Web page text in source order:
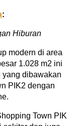
:
Hiburan
modern di area
1.028 m2 ini
yang dibawakan
PIK2 dengan
Town PIK